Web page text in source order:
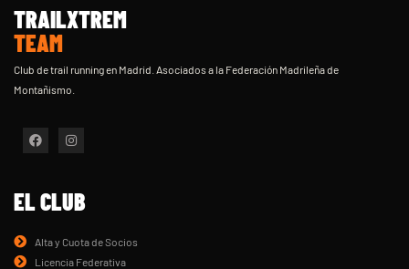
TRAILXTREM
TEAM
Club de trail running en Madrid. Asociados a la Federación Madrileña de
Montañismo.
a
c
o
k
n
s
a
EL CLUB
Alta y Cuota de Socios
Licencia Federativa